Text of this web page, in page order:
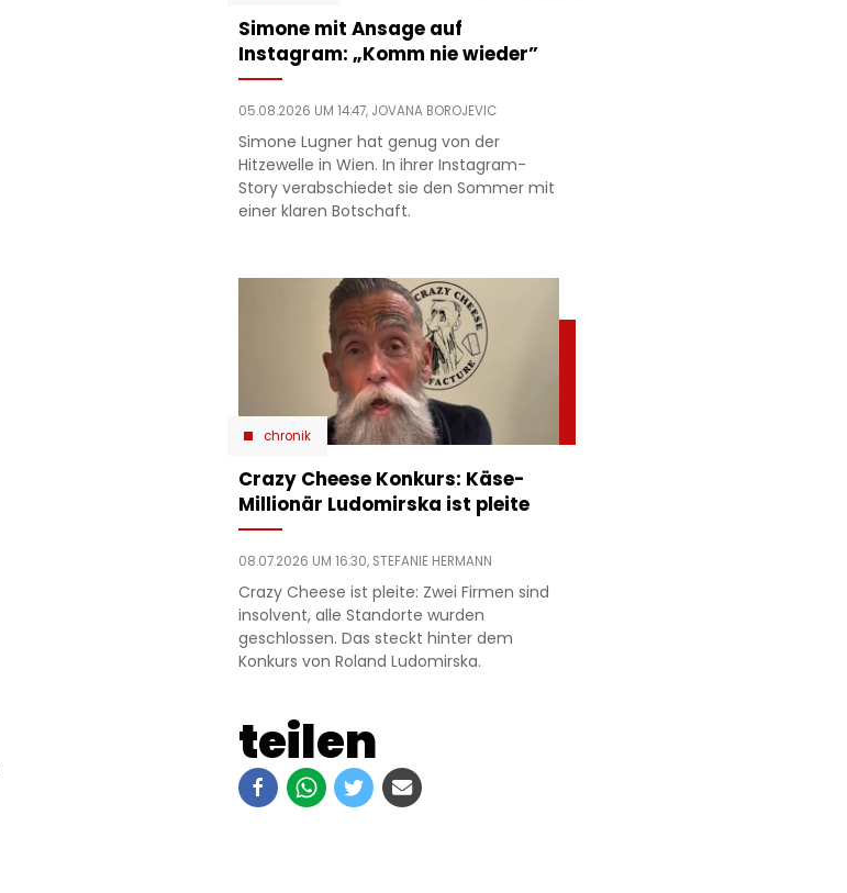
teilen
Simone mit Ansage auf
Instagram: „Komm nie wieder”
05.08.2026 UM 14:47, JOVANA BOROJEVIC
Simone Lugner hat genug von der
Hitzewelle in Wien. In ihrer Instagram-
Story verabschiedet sie den Sommer mit
einer klaren Botschaft.
chronik
Crazy Cheese Konkurs: Käse-
Millionär Ludomirska ist pleite
08.07.2026 UM 16:30, STEFANIE HERMANN
Crazy Cheese ist pleite: Zwei Firmen sind
insolvent, alle Standorte wurden
geschlossen. Das steckt hinter dem
Konkurs von Roland Ludomirska.